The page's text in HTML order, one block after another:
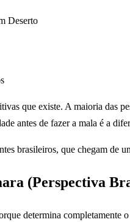
Deserto
que existe. A maioria das
antes de fazer a mala é a
brasileiros, que chegam de
(Perspectiva
determina completamente